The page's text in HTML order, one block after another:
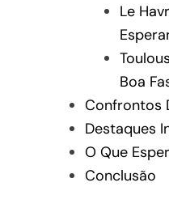
Le
Boa
Confrontos
Destaques
O Que
Conclusão